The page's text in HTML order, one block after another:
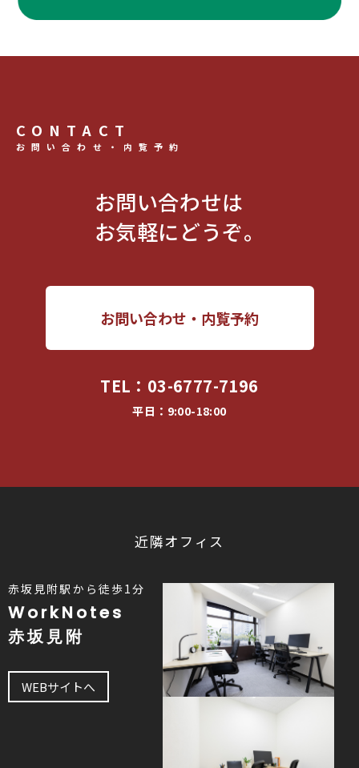
CONTACT
お問い合わせ・内覧予約
お問い合わせは
お気軽にどうぞ。
お問い合わせ・内覧予約
TEL： 03-6777-7196
平日：9:00-18:00
近隣オフィス
赤坂見附駅から徒歩1分
WorkNotes
赤坂見附
WEBサイトへ